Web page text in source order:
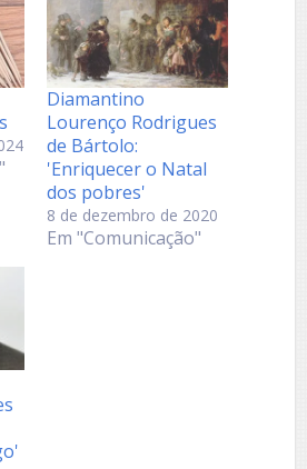
Diamantino
Lourenço Rodrigues
de Bártolo:
'Enriquecer o Natal
dos pobres'
8 de dezembro de 2020
Em "Comunicação"